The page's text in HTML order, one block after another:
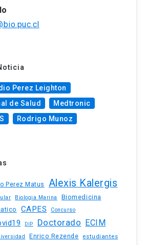
Perez Leighton
de Salud
Medtronic
Rodrigo Munoz
Perez Matus Alexis Kalergis
Biologia Marina Biomedicina
CAPES Concurso
DIP Doctorado ECIM
Enrico Rezende estudiantes